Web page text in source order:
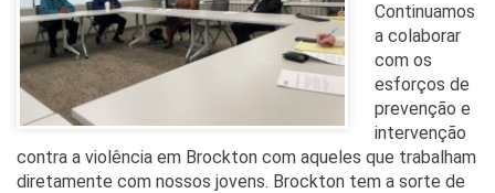
Continuamos
a colaborar
com os
esforços de
prevenção e
intervenção
contra a violência em Brockton com aqueles que trabalham
diretamente com nossos jovens. Brockton tem a sorte de